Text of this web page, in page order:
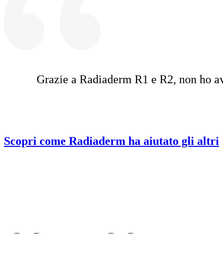
Grazie a Radiaderm R1 e R2, non ho
Scopri come Radiaderm ha aiutato gli altri